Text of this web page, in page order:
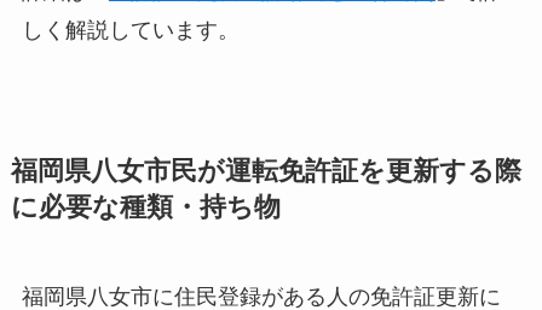
しく解説しています。
福岡県八女市民が運転免許証を更新する際
に必要な種類・持ち物
福岡県八女市に住民登録がある人の免許証更新に